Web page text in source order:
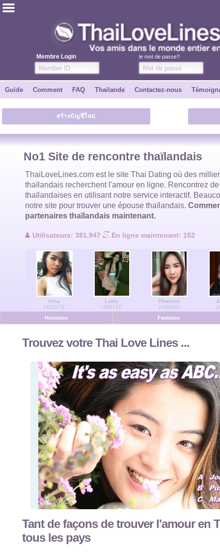
Membre Login le mot de passe?
ไทย
Témoignages
Dire à un ami
Guide
Contactez-nous
Hommes en ligne
Femmes en ligne
Allemand
Espanol
Guide Comment FAQ Thailande Contactez-nous
สร้างบัญชีใหม่
No1 Site de rencontre thaïlandais
ThaiLoveLines.com est le site Thai Dating où des
thaïlandais recherchent l'amour en ligne. Rencontrez
thaïlandaises en utilisant notre service interactif.
notre site pour trouver une épouse thaïlandais.
partenaires thaïlandais maintenant.
Utilisateurs: 381,947 En ligne maintenant: 152
Irina
(411973)
Leelu
(448717)
Phensiri
(449002)
Hommes
Femmes
Trouvez votre Thai Love Lines ...
Tant de façons de trouver l'amour en
tous les pays